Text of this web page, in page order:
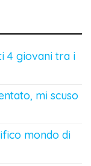
4 giovani tra i
mi scuso
mondo di